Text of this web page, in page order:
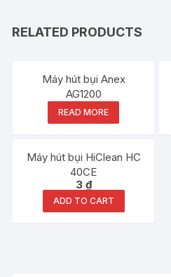
RELATED PRODUCTS
Máy hút bụi Anex
AG1200
READ MORE
Máy hút bụi HiClean HC
40CE
3 ₫
ADD TO CART